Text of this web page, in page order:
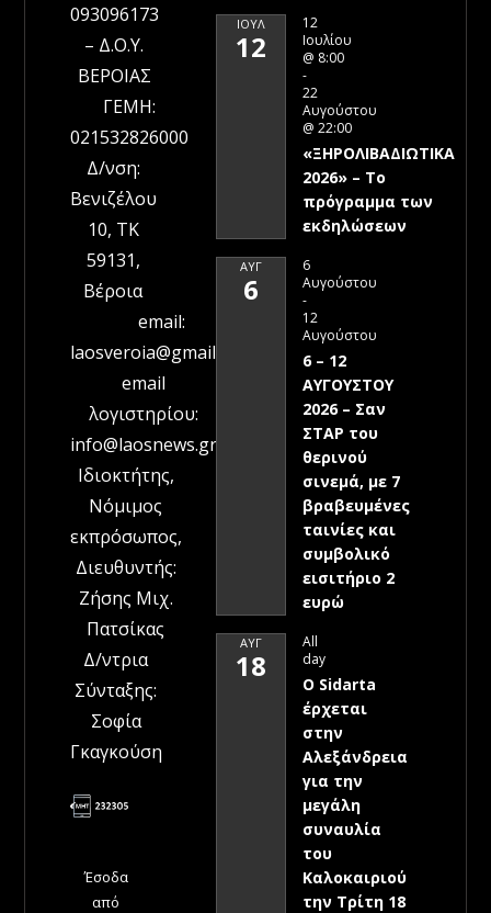
093096173
– Δ.Ο.Υ.
ΒΕΡΟΙΑΣ
ΓΕΜΗ:
021532826000
Δ/νση:
Βενιζέλου
10, ΤΚ
59131,
Βέροια
email:
laosveroia@gmail.com
email
λογιστηρίου:
info@laosnews.gr
Ιδιοκτήτης,
Νόμιμος
εκπρόσωπος,
Διευθυντής:
Ζήσης Μιχ.
Πατσίκας
Δ/ντρια
Σύνταξης:
Σοφία
Γκαγκούση
Έσοδα
από
ΙΟΎΛ
12
12
Ιουλίου
@ 8:00
-
22
Αυγούστου
@ 22:00
«ΞΗΡΟΛΙΒΑΔΙΩΤΙΚΑ
2026» – To
πρόγραμμα των
εκδηλώσεων
ΑΥΓ
6
6
Αυγούστου
-
12
Αυγούστου
6 – 12
ΑΥΓΟΥΣΤΟΥ
2026 – Σαν
ΣΤΑΡ του
θερινού
σινεμά, με 7
βραβευμένες
ταινίες και
συμβολικό
εισιτήριο 2
ευρώ
ΑΥΓ
18
All
day
Ο Sidarta
έρχεται
στην
Αλεξάνδρεια
για την
μεγάλη
συναυλία
του
Καλοκαιριού
την Τρίτη 18